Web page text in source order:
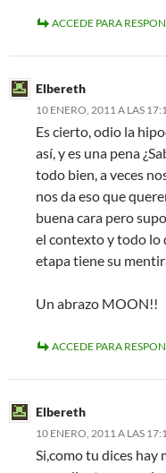
ACCEDE PARA
Elbereth
10 ENERO, 2011 A LAS
Es cierto, odio la
así, y es una pena
todo bien, a veces
nos da eso que
buena cara pero
el contexto y todo lo
etapa tiene su
Un abrazo MOON!!
ACCEDE PARA
Elbereth
10 ENERO, 2011 A LAS
Si,como tu dices